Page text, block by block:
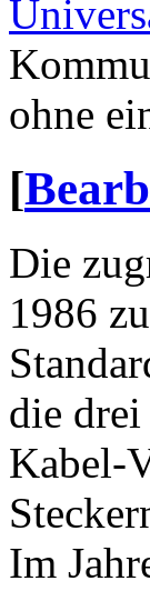
ohne
[
Die
1986
die
Kabel-
Im